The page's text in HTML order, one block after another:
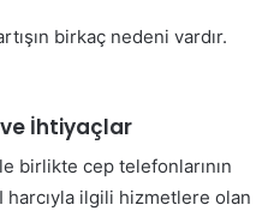
birkaç nedeni vardır.
ve İhtiyaçlar
birlikte cep telefonlarının
harcıyla ilgili hizmetlere olan